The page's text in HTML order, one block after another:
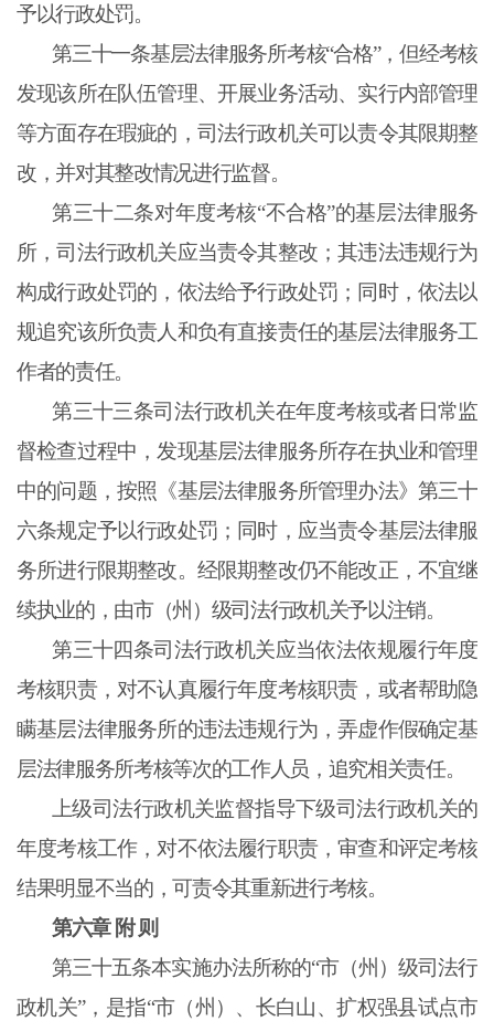
予以行政处罚。
第三十一条基层法律服务所考核“合格”，但经考核
发现该所在队伍管理、开展业务活动、实行内部管理
等方面存在瑕疵的，司法行政机关可以责令其限期整
改，并对其整改情况进行监督。
第三十二条对年度考核“不合格”的基层法律服务
所，司法行政机关应当责令其整改；其违法违规行为
构成行政处罚的，依法给予行政处罚；同时，依法以
规追究该所负责人和负有直接责任的基层法律服务工
作者的责任。
第三十三条司法行政机关在年度考核或者日常监
督检查过程中，发现基层法律服务所存在执业和管理
中的问题，按照《基层法律服务所管理办法》第三十
六条规定予以行政处罚；同时，应当责令基层法律服
务所进行限期整改。经限期整改仍不能改正，不宜继
续执业的，由市（州）级司法行政机关予以注销。
第三十四条司法行政机关应当依法依规履行年度
考核职责，对不认真履行年度考核职责，或者帮助隐
瞒基层法律服务所的违法违规行为，弄虚作假确定基
层法律服务所考核等次的工作人员，追究相关责任。
上级司法行政机关监督指导下级司法行政机关的
年度考核工作，对不依法履行职责，审查和评定考核
结果明显不当的，可责令其重新进行考核。
第六章 附 则
第三十五条本实施办法所称的“市（州）级司法行
政机关”，是指“市（州）、长白山、扩权强县试点市